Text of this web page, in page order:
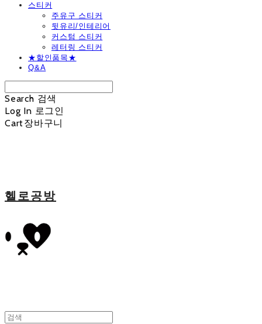
스티커
주유구 스티커
뒷유리/인테리어
커스텀 스티커
레터링 스티커
★할인품목★
Q&A
Search 검색
Log In 로그인
Cart장바구니
헬로공방